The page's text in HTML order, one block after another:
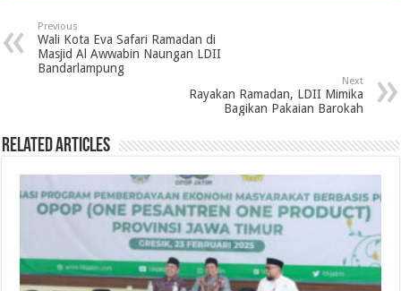
Previous
Wali Kota Eva Safari Ramadan di
Masjid Al Awwabin Naungan LDII
Bandarlampung
Next
Rayakan Ramadan, LDII Mimika
Bagikan Pakaian Barokah
Related Articles